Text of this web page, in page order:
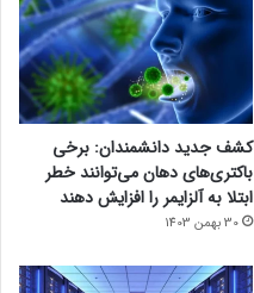
کشف جدید دانشمندان: برخی
باکتری‌های دهان می‌توانند خطر
ابتلا به آلزایمر را افزایش دهند
30 بهمن 1403